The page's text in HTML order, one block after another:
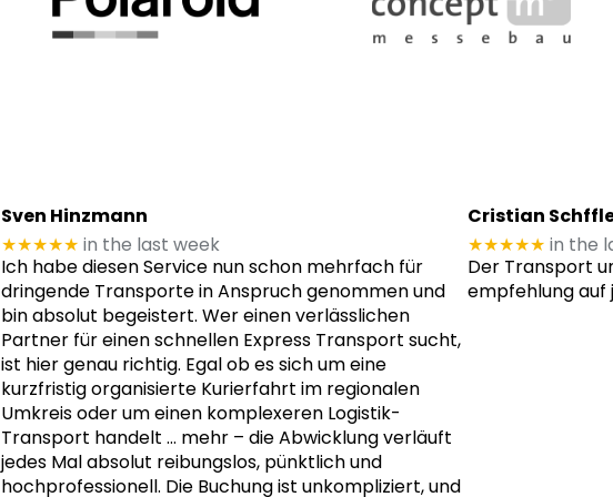
Sven Hinzmann
★★★★★ in the last week
Ich habe diesen Service nun schon mehrfach für
dringende Transporte in Anspruch genommen und
bin absolut begeistert. Wer einen verlässlichen
Partner für einen schnellen Express Transport sucht,
ist hier genau richtig. Egal ob es sich um eine
kurzfristig organisierte Kurierfahrt im regionalen
Umkreis oder um einen komplexeren Logistik-
Transport handelt … mehr– die Abwicklung verläuft
jedes Mal absolut reibungslos, pünktlich und
hochprofessionell. Die Buchung ist unkompliziert, und
Cristian
★★★★★ in the
Der Transport
empfehlung auf